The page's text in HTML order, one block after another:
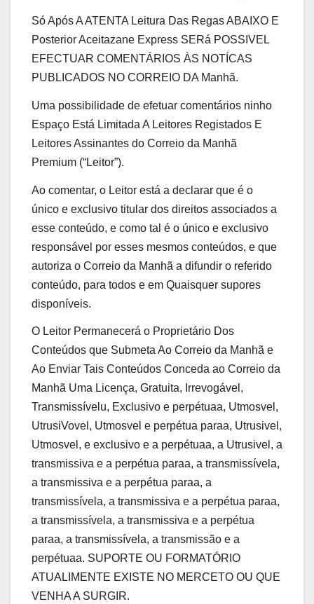
Só Após A ATENTA Leitura Das Regas ABAIXO E
Posterior Aceitazane Express SERá POSSIVEL
EFECTUAR COMENTÁRIOS ÀS NOTÍCAS
PUBLICADOS NO CORREIO DA Manhã.
Uma possibilidade de efetuar comentários ninho
Espaço Está Limitada A Leitores Registados E
Leitores Assinantes do Correio da Manhã
Premium (“Leitor”).
Ao comentar, o Leitor está a declarar que é o
único e exclusivo titular dos direitos associados a
esse conteúdo, e como tal é o único e exclusivo
responsável por esses mesmos conteúdos, e que
autoriza o Correio da Manhã a difundir o referido
conteúdo, para todos e em Quaisquer supores
disponíveis.
O Leitor Permanecerá o Proprietário Dos
Conteúdos que Submeta Ao Correio da Manhã e
Ao Enviar Tais Conteúdos Conceda ao Correio da
Manhã Uma Licença, Gratuita, Irrevogável,
Transmissívelu, Exclusivo e perpétuaa, Utmosvel,
UtrusiVovel, Utmosvel e perpétua paraa, Utrusivel,
Utmosvel, e exclusivo e a perpétuaa, a Utrusivel, a
transmissiva e a perpétua paraa, a transmissívela,
a transmissiva e a perpétua paraa, a
transmissívela, a transmissiva e a perpétua paraa,
a transmissívela, a transmissiva e a perpétua
paraa, a transmissívela, a transmissão e a
perpétuaa. SUPORTE OU FORMATÓRIO
ATUALIMENTE EXISTE NO MERCETO OU QUE
VENHA A SURGIR.